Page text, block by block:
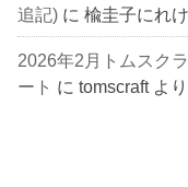
追記) に楡圭子にれ
2026年2月トムスク
ート にtomscraftより